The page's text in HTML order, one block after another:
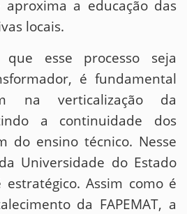
a educação das
locais.
esse processo seja
é fundamental
na verticalização da
a continuidade dos
do ensino técnico. Nesse
Universidade do Estado
Assim como é
da FAPEMAT, a